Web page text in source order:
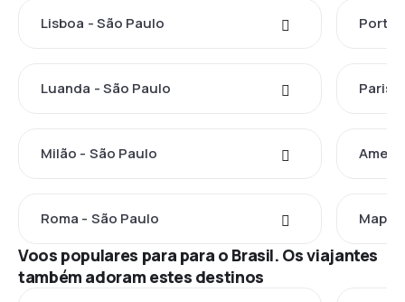
Lisboa - São Paulo Porto
Luanda - São Paulo Paris
Milão - São Paulo
Roma - São Paulo
Voos populares para para o Brasil. Os viajantes
também adoram estes destinos